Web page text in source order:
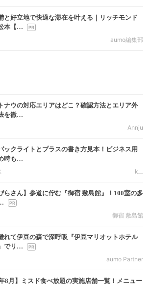
と好立地で快適な滞在を叶える｜リッチモンド
本【…
aumo編集部
ナウの対応エリアはどこ？確認方法とエリア外
を徹…
Annju
ックライトとプラスの書き方見本！ビジネス用
時も…
k__
らさん】参道に佇む『御宿 敷島館』！100室の多
御宿 敷島館
れて伊豆の森で深呼吸『伊豆マリオットホテル
でリ…
aumo Partner
年8月】ミスド食べ放題の実施店舗一覧！メニュー